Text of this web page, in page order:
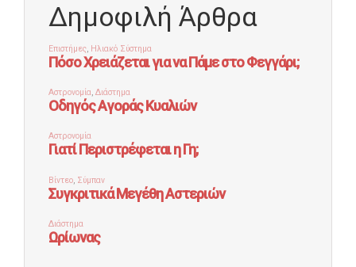
Δημοφιλή Άρθρα